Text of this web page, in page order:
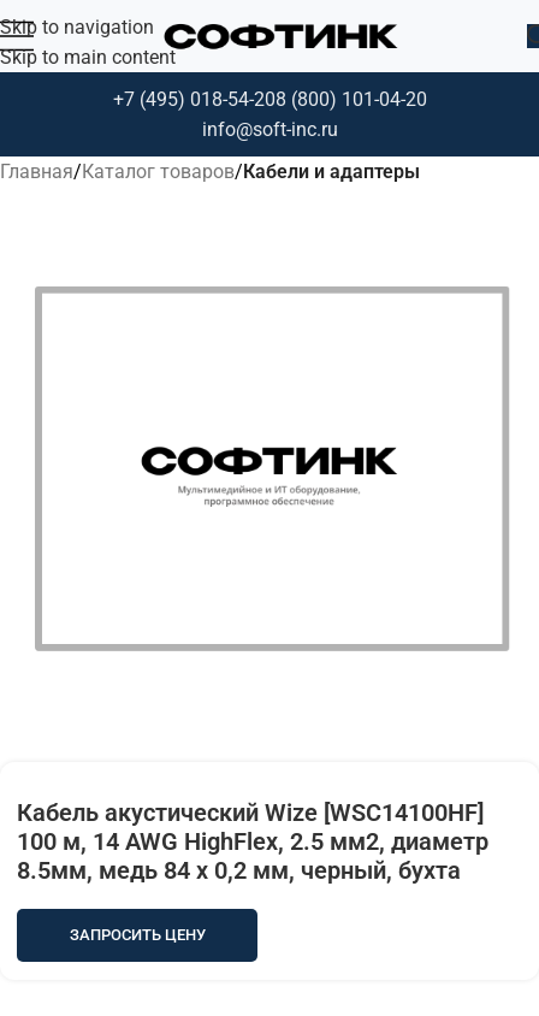
Skip to navigation
Skip to main content
+7 (495) 018-54-208 (800) 101-04-20
info@soft-inc.ru
Главная Каталог товаров Кабели и адаптеры
Кабель акустический Wize [WSC14100HF]
100 м, 14 AWG HighFlex, 2.5 мм2, диаметр
8.5мм, медь 84 x 0,2 мм, черный, бухта
ЗАПРОСИТЬ ЦЕНУ